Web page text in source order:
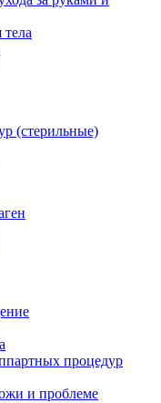
(стерильные)
процедур
и проблеме